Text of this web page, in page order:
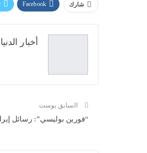
شارك Facebook
أخبار الدنيا
السابق بوست
“فورين بوليسي”: رسائل